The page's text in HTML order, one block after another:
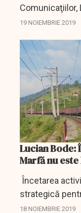
Comunicaţiilor,
asigurări că
Marfă şi...
19 NOIEMBRIE 2019
Lucian Bode:
Marfă nu
Încetarea
strategică
este luată în
18 NOIEMBRIE 2019